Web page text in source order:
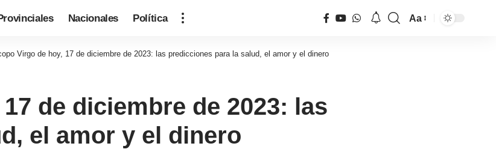
Nacionales Política Aa
Virgo de hoy, 17 de diciembre de 2023: las predicciones para la salud, el amor y el dinero
de diciembre de 2023: las
el amor y el dinero